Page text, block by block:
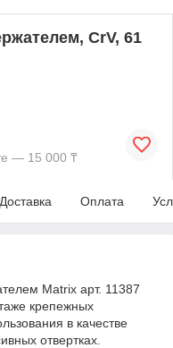
CrV, 61
— 15 000 ₸
Доставка Оплата
Matrix арт. 11387
крепежных
в качестве
отвертках.